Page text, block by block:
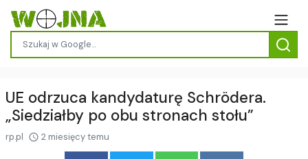
UE odrzuca kandydaturę Schrödera.
„Siedziałby po obu stronach stołu”
rp.pl 2 miesięcy temu